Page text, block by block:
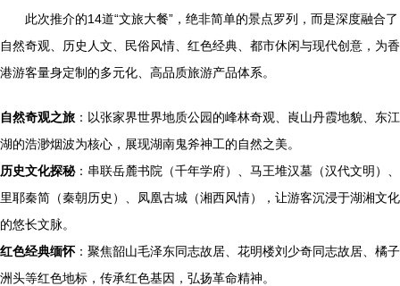
此次推介的14道“文旅大餐”，绝非简单的景点罗列，而是深度融合了
自然奇观、历史人文、民俗风情、红色经典、都市休闲与现代创意，为香
港游客量身定制的多元化、高品质旅游产品体系。
自然奇观之旅 ：以张家界世界地质公园的峰林奇观、崀山丹霞地貌、东江
湖的浩渺烟波为核心，展现湖南鬼斧神工的自然之美。
历史文化探秘：串联岳麓书院（千年学府）、马王堆汉墓（汉代文明）、
里耶秦简（秦朝历史）、凤凰古城（湘西风情），让游客沉浸于湖湘文化
的悠长文脉。
红色经典缅怀：聚焦韶山毛泽东同志故居、花明楼刘少奇同志故居、橘子
洲头等红色地标，传承红色基因，弘扬革命精神。